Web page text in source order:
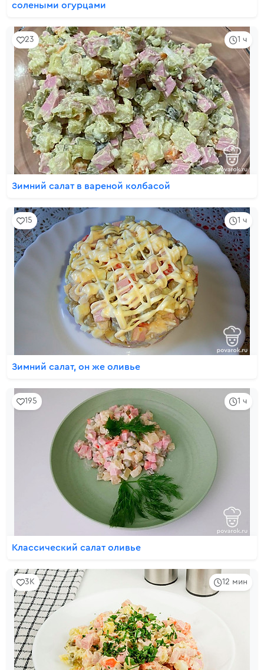
солеными огурцами
1 ч
23
Зимний салат в вареной колбасой
1 ч
15
Зимний салат, он же оливье
1 ч
195
Классический салат оливье
12 мин
3K